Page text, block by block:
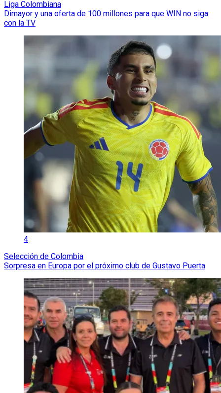
Liga Colombiana
Dimayor y una oferta de 100 millones para que WIN no siga
con la TV
4
Selección de Colombia
Sorpresa en Europa por el próximo club de Gustavo Puerta